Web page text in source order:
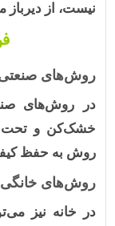
نیست، از
روش‌های
در روش‌های
خشک‌کن و تحت
روش به حفظ
روش‌های
در خانه نیز